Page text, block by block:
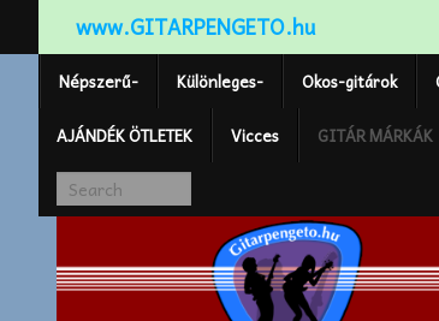
www.GITARPENGETO.hu
Népszerű- Különleges- Okos-gitárok
AJÁNDÉK ÖTLETEK Vicces GITÁR MÁRKÁK